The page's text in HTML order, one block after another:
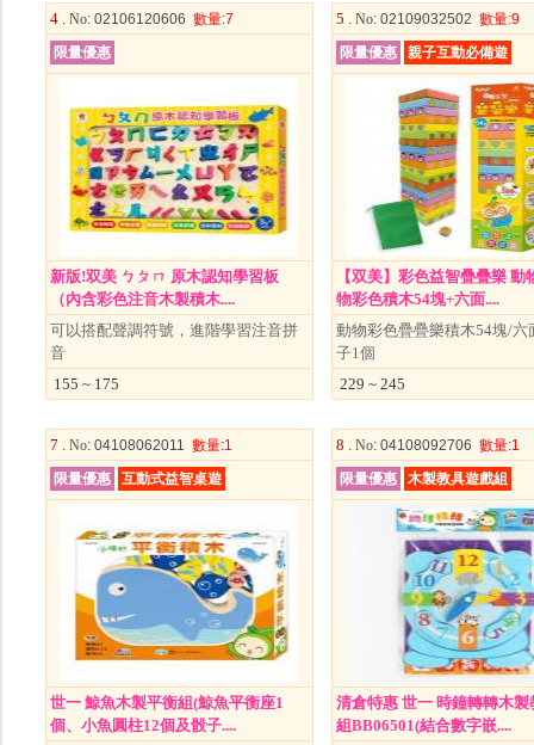
4 . No: 02106120606 數量:7
限量優惠
新版!双美 ㄅㄆㄇ 原木認知學習板
（內含彩色注音木製積木....
可以搭配聲調符號，進階學習注音拼
音
155 ~ 175
5 . No: 02109032502 數量:9
限量優惠
親子互動必備遊
【双美】彩色益智疊疊樂 動
物彩色積木54塊+六面....
動物彩色疊疊樂積木54塊/六
子1個
229 ~ 245
7 . No: 04108062011 數量:1
限量優惠
互動式益智桌遊
世一 鯨魚木製平衡組(鯨魚平衡座1
個、小魚圓柱12個及骰子....
8 . No: 04108092706 數量:1
限量優惠
木製教具遊戲組
清倉特惠 世一 時鐘轉轉木製
組BB06501(結合數字嵌....